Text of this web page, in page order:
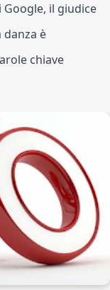
il giudice
danza è
chiave